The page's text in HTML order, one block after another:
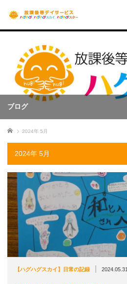
ブログ
ホーム 2024年 5月
2024年 5月
【ハグハグスカイ】日常の記録 2024.05.31